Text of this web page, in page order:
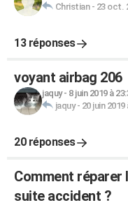
Christian- 23 oct.
13 réponses
voyant airbag 206
jaquy- 8 juin 2019 à
jaquy- 20 juin 2019
20 réponses
Comment réparer
suite accident ?